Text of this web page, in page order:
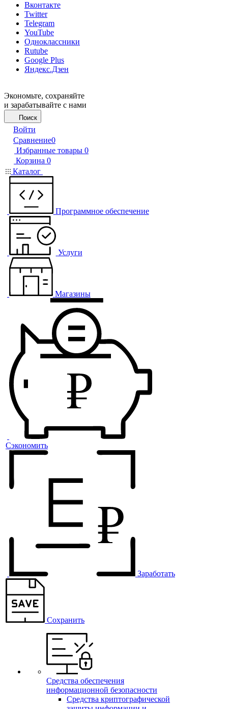
Вконтакте
Twitter
Telegram
YouTube
Одноклассники
Rutube
Google Plus
Яндекс.Дзен
Экономьте, сохраняйте
и зарабатывайте с нами
Поиск
Войти
Сравнение0
Избранные товары 0
Корзина 0
Каталог
Программное обеспечение
Услуги
Магазины
Сэкономить
Заработать
Сохранить
Средства обеспечения
информационной безопасности
Средства криптографической